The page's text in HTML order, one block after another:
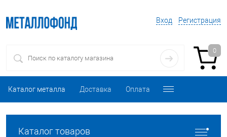
Вход Регистрация
0
Каталог металла Доставка Оплата
Каталог товаров